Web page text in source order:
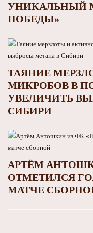
УНИКАЛЬНЫЙ
ПОБЕДЫ»
ТАЯНИЕ
МИКРОБОВ В
УВЕЛИЧИТЬ
СИБИРИ
АРТЁМ
ОТМЕТИЛСЯ
МАТЧЕ